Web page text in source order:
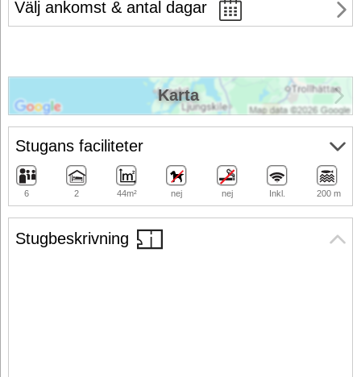
Välj ankomst & antal dagar
Stugbeskrivning
Stugans faciliteter
6 2 44m² nej nej Inkl. 200 m
Karta